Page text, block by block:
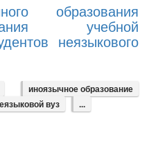
образования
учебной
неязыкового
иноязычное образование
вуз ...